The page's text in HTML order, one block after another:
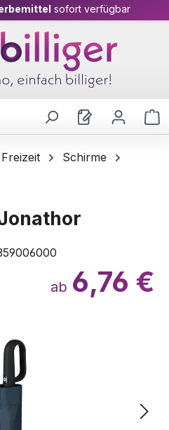
sofort verfügbar
Schirme
ab 6,76 €